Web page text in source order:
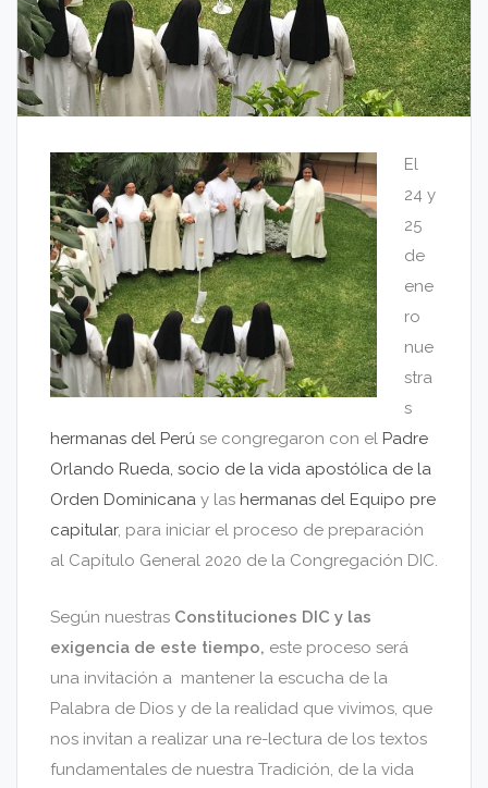
El
24 y
25
de
ene
ro
nue
stra
s
hermanas del Perú se congregaron con el Padre
Orlando Rueda, socio de la vida apostólica de la
Orden Dominicana y las hermanas del Equipo pre
capitular, para iniciar el proceso de preparación
al Capítulo General 2020 de la Congregación DIC.
Según nuestras Constituciones DIC y las
exigencia de este tiempo, este proceso será
una invitación a mantener la escucha de la
Palabra de Dios y de la realidad que vivimos, que
nos invitan a realizar una re-lectura de los textos
fundamentales de nuestra Tradición, de la vida